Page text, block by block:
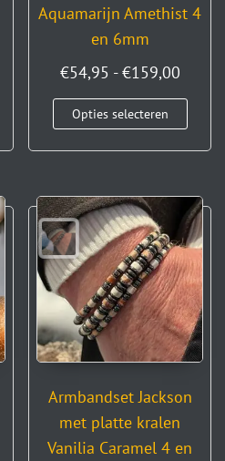
Aquamarijn Amethist 4
en 6mm
€54,95 - €159,00
Opties selecteren
Armbandset Jackson
met platte kralen
Vanilia Caramel 4 en